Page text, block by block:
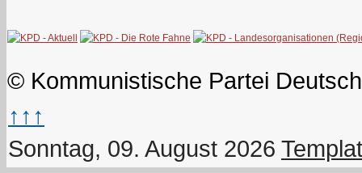
© Kommunistische Partei
↑↑↑
Sonntag, 09. August 2026